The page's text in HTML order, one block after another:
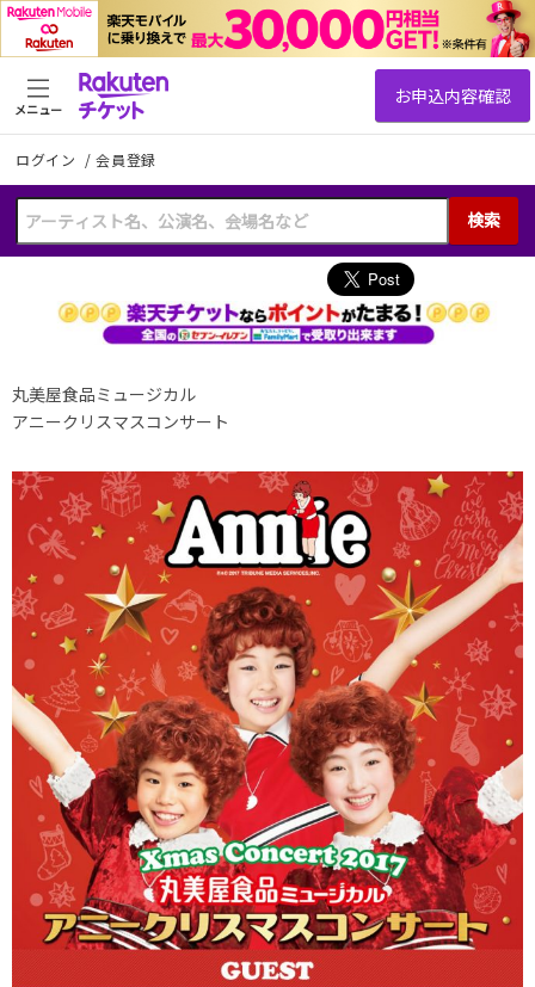
ログイン /会員登録
検索
メニュー
丸美屋食品ミュージカル
アニークリスマスコンサート